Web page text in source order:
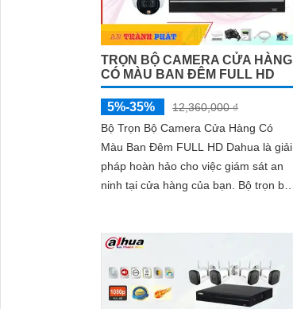
TRỌN BỘ CAMERA CỬA HÀNG
CÓ MÀU BAN ĐÊM FULL HD
5%-35%
12,360,000 ₫
Bộ Trọn Bộ Camera Cửa Hàng Có
Màu Ban Đêm FULL HD Dahua là giải
pháp hoàn hảo cho việc giám sát an
ninh tại cửa hàng của bạn. Bộ trọn bộ